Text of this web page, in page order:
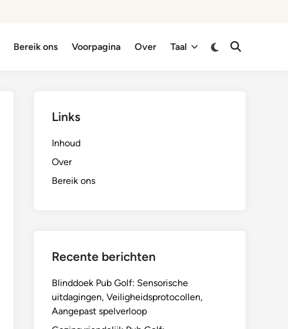
Bereik ons Voorpagina Over Taal
Switch
Open
Links
Inhoud
Over
Bereik ons
Recente berichten
Blinddoek Pub Golf: Sensorische
uitdagingen, Veiligheidsprotocollen,
Aangepast spelverloop